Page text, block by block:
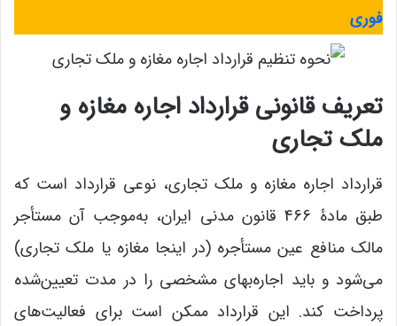
فوری
تعریف قانونی قرارداد اجاره مغازه و
ملک تجاری
قرارداد اجاره مغازه و ملک تجاری، نوعی قرارداد است که
طبق مادۀ 466 قانون مدنی ایران، به‌موجب آن مستأجر
مالک منافع عین مستأجره (در اینجا مغازه یا ملک تجاری)
می‌شود و باید اجاره‌بهای مشخصی را در مدت تعیین‌شده
پرداخت کند. این قرارداد ممکن است برای فعالیت‌های